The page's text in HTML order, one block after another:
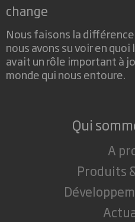
change
Nous faisons la
nous avons su voir en
avait un rôle important à
monde qui nous entoure.
Qui
A
Produits